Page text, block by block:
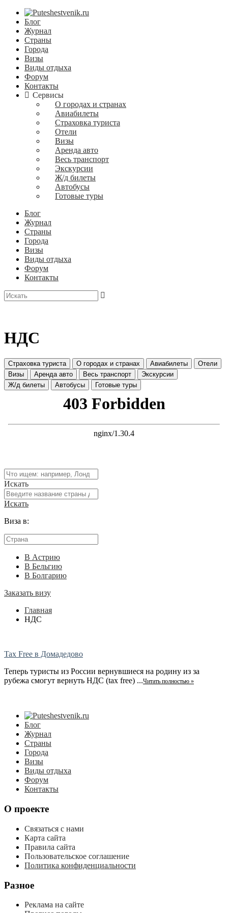
Блог
Журнал
Страны
Города
Визы
Виды отдыха
Форум
Контакты
Сервисы
О городах и странах
Авиабилеты
Страховка туриста
Отели
Визы
Аренда авто
Весь транспорт
Экскурсии
Ж/д билеты
Автобусы
Готовые туры
Блог
Журнал
Страны
Города
Визы
Виды отдыха
Форум
Контакты
НДС
Страховка туриста О городах и странах Авиабилеты
Отели
Визы
Аренда авто Весь транспорт
Экскурсии
Ж/д билеты
Автобусы Готовые туры
Искать
Искать
Виза в:
В Астрию
В Бельгию
В Болгарию
Заказать визу
Главная
НДС
Tax Free в Домадедово
Теперь туристы из России вернувшиеся на родину из за
рубежа смогут вернуть НДС (tax free) ...Читать полностью »
Блог
Журнал
Страны
Города
Визы
Виды отдыха
Форум
Контакты
О проекте
Связаться с нами
Карта сайта
Правила сайта
Пользовательское соглашение
Политика конфиденциальности
Разное
Реклама на сайте